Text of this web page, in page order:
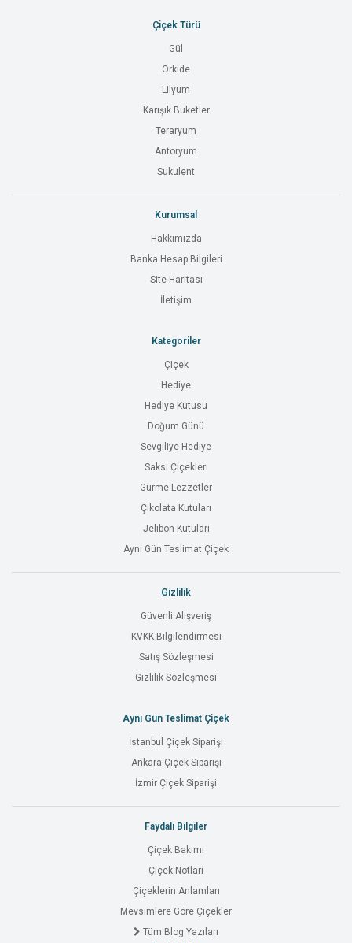
Çiçek Türü
Gül
Orkide
Lilyum
Karışık Buketler
Teraryum
Antoryum
Sukulent
Kurumsal
Hakkımızda
Banka Hesap Bilgileri
Site Haritası
İletişim
Kategoriler
Çiçek
Hediye
Hediye Kutusu
Doğum Günü
Sevgiliye Hediye
Saksı Çiçekleri
Gurme Lezzetler
Çikolata Kutuları
Jelibon Kutuları
Aynı Gün Teslimat Çiçek
Gizlilik
Güvenli Alışveriş
KVKK Bilgilendirmesi
Satış Sözleşmesi
Gizlilik Sözleşmesi
Aynı Gün Teslimat Çiçek
İstanbul Çiçek Siparişi
Ankara Çiçek Siparişi
İzmir Çiçek Siparişi
Faydalı Bilgiler
Çiçek Bakımı
Çiçek Notları
Çiçeklerin Anlamları
Mevsimlere Göre Çiçekler
Tüm Blog Yazıları